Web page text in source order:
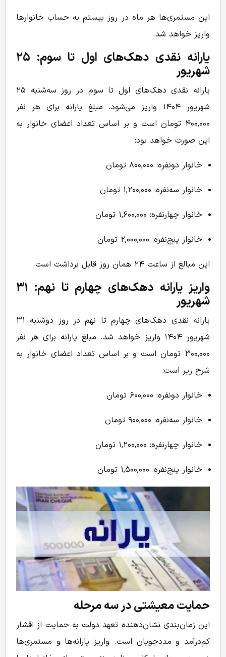
این مستمری‌ها هر ماه در روز بیستم به حساب خانوارها
واریز خواهد شد.
یارانه نقدی دهک‌های اول تا سوم: ۲۵
شهریور
یارانه نقدی دهک‌های اول تا سوم در روز سه‌شنبه ۲۵
شهریور ۱۴۰۴ واریز می‌شود. مبلغ یارانه برای هر نفر
۴۰۰,۰۰۰ تومان است و بر اساس تعداد اعضای خانوار به
این صورت خواهد بود:
خانوار دو‌نفره: ۸۰۰,۰۰۰ تومان
خانوار سه‌نفره: ۱,۲۰۰,۰۰۰ تومان
خانوار چهارنفره: ۱,۶۰۰,۰۰۰ تومان
خانوار پنج‌نفره: ۲,۰۰۰,۰۰۰ تومان
این مبالغ از ساعت ۲۴ همان روز قابل برداشت است.
واریز یارانه دهک‌های چهارم تا نهم: ۳۱
شهریور
یارانه نقدی دهک‌های چهارم تا نهم در روز دوشنبه ۳۱
شهریور ۱۴۰۴ واریز خواهد شد. مبلغ یارانه برای هر نفر
۳۰۰,۰۰۰ تومان است و بر اساس تعداد اعضای خانوار به
شرح زیر است:
خانوار دو‌نفره: ۶۰۰,۰۰۰ تومان
خانوار سه‌نفره: ۹۰۰,۰۰۰ تومان
خانوار چهارنفره: ۱,۲۰۰,۰۰۰ تومان
خانوار پنج‌نفره: ۱,۵۰۰,۰۰۰ تومان
حمایت معیشتی در سه مرحله
این زمان‌بندی نشان‌دهنده تعهد دولت به حمایت از اقشار
کم‌درآمد و مددجویان است. واریز یارانه‌ها و مستمری‌ها